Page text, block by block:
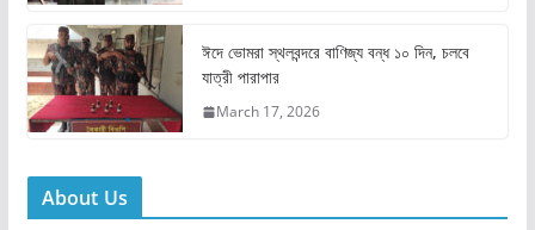
ঈদে ভোমরা স্থলবন্দরে বাণিজ্য বন্ধ ১০ দিন, চলবে
যাত্রী পারাপার
March 17, 2026
About Us